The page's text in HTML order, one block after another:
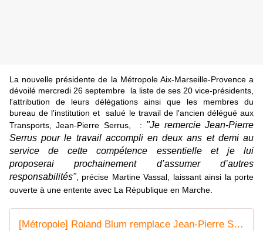
La nouvelle présidente de la Métropole Aix-Marseille-Provence a
dévoilé mercredi 26 septembre la liste de ses 20 vice-présidents,
l'attribution de leurs délégations ainsi que les membres du
bureau de l'institution et salué le travail de l'ancien délégué aux
Transports, Jean-Pierre Serrus,
: "Je remercie Jean-Pierre
Serrus pour le travail accompli en deux ans et demi au
service de cette compétence essentielle et je lui
proposerai prochainement d’assumer d’autres
responsabilités" , précise Martine Vassal, laissant ainsi la porte
ouverte à une entente avec La République en Marche.
[Métropole] Roland Blum remplace Jean-Pierre Serrus à la vice-présidence sur les transports - GoMet'